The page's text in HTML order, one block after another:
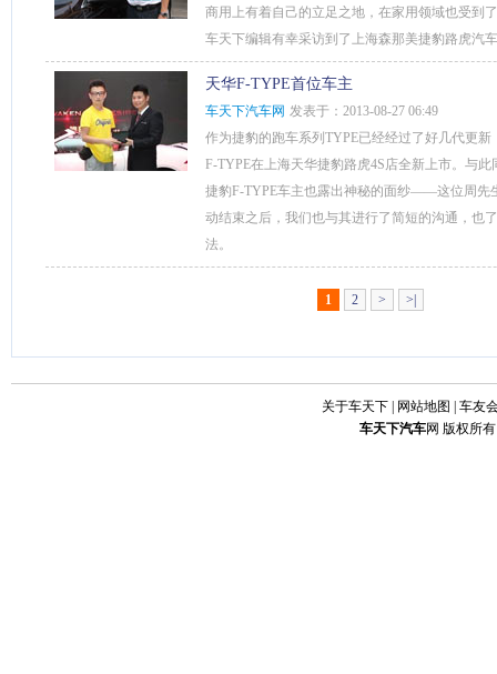
商用上有着自己的立足之地，在家用领域也受到
车天下编辑有幸采访到了上海森那美捷豹路虎
天华F-TYPE首位车主
车天下汽车网 发表于：2013-08-27 06:49
作为捷豹的跑车系列TYPE已经经过了好几代更新
F-TYPE在上海天华捷豹路虎4S店全新上市。与
捷豹F-TYPE车主也露出神秘的面纱——这位周先
动结束之后，我们也与其进行了简短的沟通，也
法。
1 2 > >|
关于车天下 网站地图
车友
车天下汽车网 版权所